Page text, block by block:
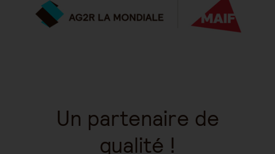
Un partenaire de
qualité !